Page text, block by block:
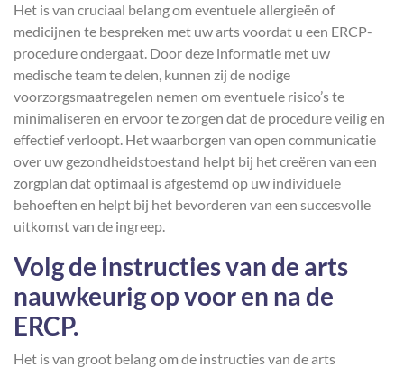
Het is van cruciaal belang om eventuele allergieën of
medicijnen te bespreken met uw arts voordat u een ERCP-
procedure ondergaat. Door deze informatie met uw
medische team te delen, kunnen zij de nodige
voorzorgsmaatregelen nemen om eventuele risico’s te
minimaliseren en ervoor te zorgen dat de procedure veilig en
effectief verloopt. Het waarborgen van open communicatie
over uw gezondheidstoestand helpt bij het creëren van een
zorgplan dat optimaal is afgestemd op uw individuele
behoeften en helpt bij het bevorderen van een succesvolle
uitkomst van de ingreep.
Volg de instructies van de arts
nauwkeurig op voor en na de
ERCP.
Het is van groot belang om de instructies van de arts